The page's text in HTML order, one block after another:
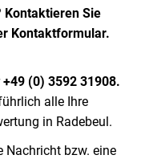
Kontaktieren Sie
Kontaktformular.
+49 (0) 3592 31908.
alle Ihre
in Radebeul.
Nachricht bzw. eine